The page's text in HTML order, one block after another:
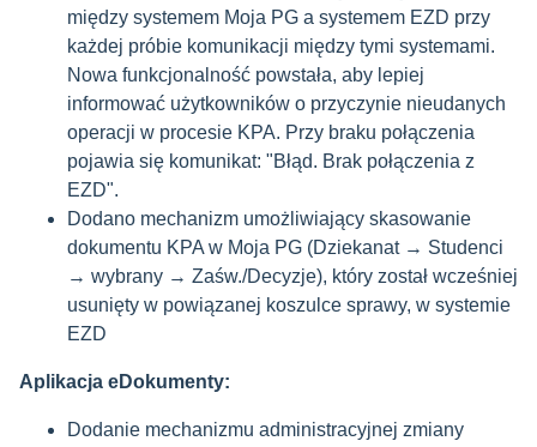
między systemem Moja PG a systemem EZD przy
każdej próbie komunikacji między tymi systemami.
Nowa funkcjonalność powstała, aby lepiej
informować użytkowników o przyczynie nieudanych
operacji w procesie KPA. Przy braku połączenia
pojawia się komunikat: "Błąd. Brak połączenia z
EZD".
Dodano mechanizm umożliwiający skasowanie
dokumentu KPA w Moja PG (Dziekanat → Studenci
→ wybrany → Zaśw./Decyzje), który został wcześniej
usunięty w powiązanej koszulce sprawy, w systemie
EZD
Aplikacja eDokumenty:
Dodanie mechanizmu administracyjnej zmiany